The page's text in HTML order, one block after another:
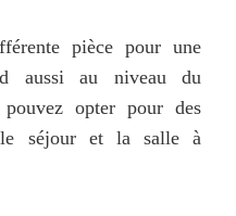
pièce pour une
aussi au niveau du
opter pour des
le séjour et la salle à